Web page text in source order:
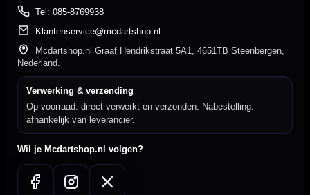
Tel: 085-8769938
Klantenservice@mcdartshop.nl
Mcdartshop.nl Graaf Hendrikstraat 5A1, 4651TB Steenbergen,
Nederland.
Verwerking & verzending
Op voorraad: direct verwerkt en verzonden. Nabestelling:
afhankelijk van leverancier.
Wil je Mcdartshop.nl volgen?